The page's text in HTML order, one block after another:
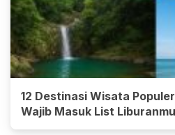
12 Destinasi Wisata
Wajib Masuk List Liburanmu